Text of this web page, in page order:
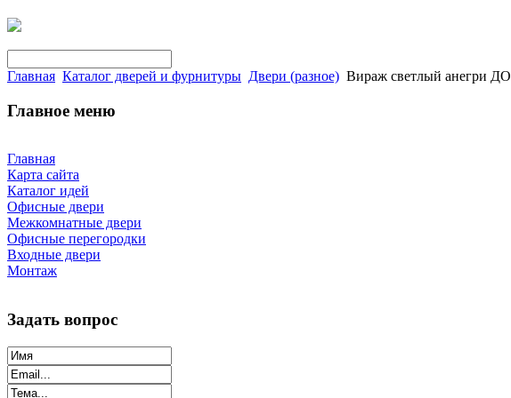
Главная Каталог дверей и фурнитуры Двери (разное) Вираж светлый анегри ДО
Главное меню
Главная
Карта сайта
Каталог идей
Офисные двери
Межкомнатные двери
Офисные перегородки
Входные двери
Монтаж
Задать вопрос